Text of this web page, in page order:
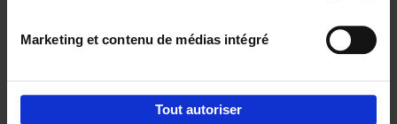
Marketing et contenu de médias intégré
Tout autoriser